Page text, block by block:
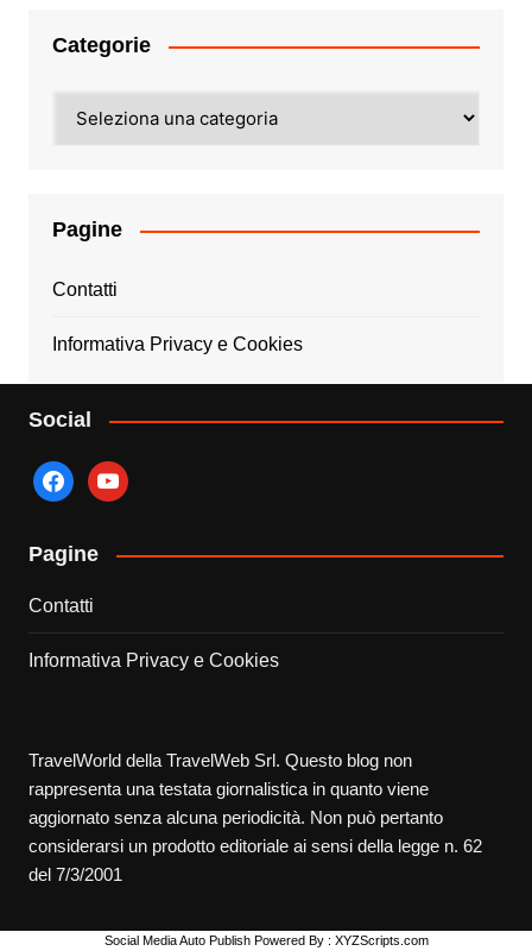
Categorie
Pagine
Contatti
Informativa Privacy e Cookies
Social
facebookyoutube
Pagine
Contatti
Informativa Privacy e Cookies
TravelWorld della TravelWeb Srl. Questo blog non
rappresenta una testata giornalistica in quanto viene
aggiornato senza alcuna periodicità. Non può pertanto
considerarsi un prodotto editoriale ai sensi della legge n. 62
del 7/3/2001
Social Media Auto PublishPowered By : XYZScripts.com